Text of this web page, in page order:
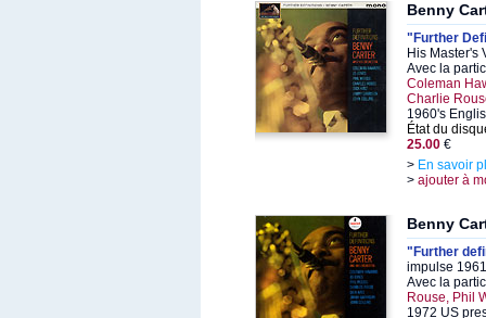
Benny
"Further
His Master's
Avec la
Coleman
Charlie
1960's
État du
25.00 €
> En savoir
> ajouter à
Benny
"Further
impulse
Avec la
Rouse, Phil
1972 US